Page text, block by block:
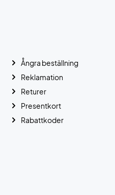
Ångra beställning
Reklamation
Returer
Presentkort
Rabattkoder